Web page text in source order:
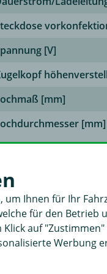
[V]
[mm]
[mm]
eigentlichen An-
Zeitangabe nicht mit
um Ihnen für Ihr
für den Betrieb
auf
Werbung